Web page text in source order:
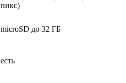
пикс)
microSD до 32 ГБ
есть